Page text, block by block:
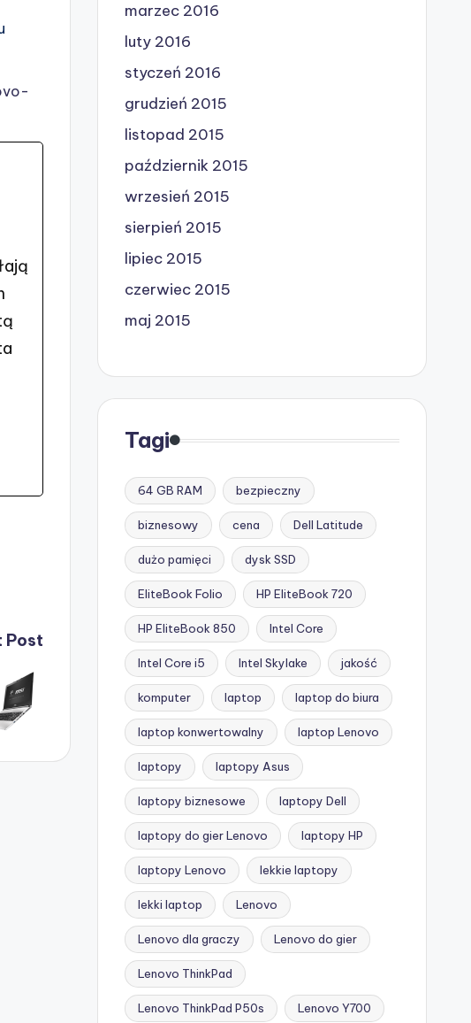
Post
marzec 2016
luty 2016
styczeń 2016
grudzień 2015
listopad 2015
październik 2015
wrzesień 2015
sierpień 2015
lipiec 2015
czerwiec 2015
maj 2015
Tagi
64 GB RAM bezpieczny
biznesowy cena Dell Latitude
dużo pamięci dysk SSD
EliteBook Folio HP EliteBook 720
HP EliteBook 850 Intel Core
Intel Core i5 Intel Skylake jakość
komputer laptop laptop do biura
laptop konwertowalny laptop Lenovo
laptopy laptopy Asus
laptopy biznesowe laptopy Dell
laptopy do gier Lenovo laptopy HP
laptopy Lenovo lekkie laptopy
lekki laptop Lenovo
Lenovo dla graczy Lenovo do gier
Lenovo ThinkPad
Lenovo ThinkPad P50s Lenovo Y700